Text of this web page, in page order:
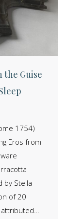
the Guise
1754)
Eros from
by Stella
of 20